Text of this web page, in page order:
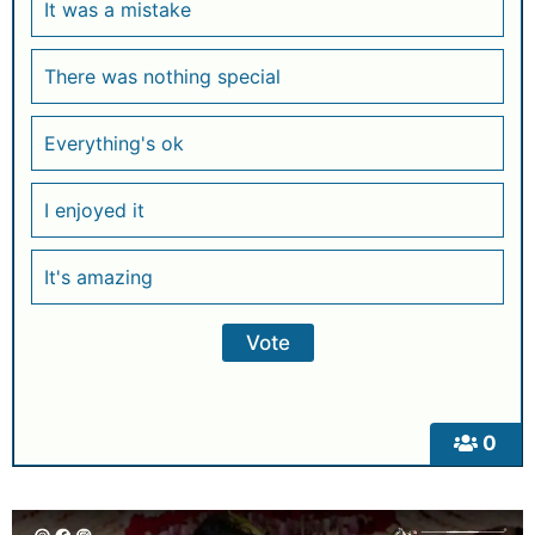
0
It was a mistake
There was nothing special
Everything's ok
I enjoyed it
It's amazing